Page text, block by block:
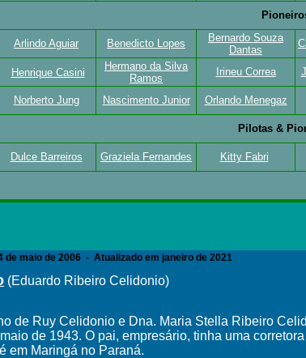
Arlindo Aguiar Benedicto Lopes
Bernardo Souza
Dantas
Henrique Casini
Hermano da Silva
Ramos
Irineu Correa
Norberto Jung Nascimento Junior Orlando Menegaz
Pilotas &
Dulce Barreiros Graziela Fernandes Kitty Fabri
de maio de 2006 - Atualizado em janeiro de 2021
(Eduardo Ribeiro Celidonio)
de Ruy Celidonio e Dna. Maria Stella Ribeiro
de 1943. O pai, empresário, tinha uma
em Maringá no Paraná.